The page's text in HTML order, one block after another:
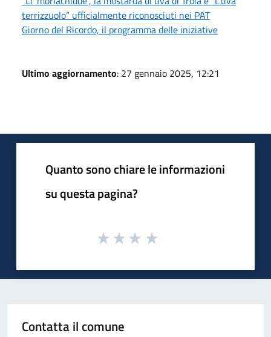
terrizzuolo” ufficialmente riconosciuti nei PAT
Giorno del Ricordo, il programma delle iniziative
Ultimo aggiornamento: 27 gennaio 2025, 12:21
Quanto sono chiare le informazioni
su questa pagina?
Contatta il comune